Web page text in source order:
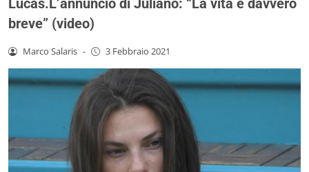
Lucas.L’annuncio di Juliano: “La vita è davvero
breve” (video)
Marco Salaris - 3 Febbraio 2021